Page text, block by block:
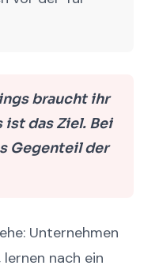
braucht ihr
ist das Ziel. Bei
Gegenteil der
Unternehmen
nach ein